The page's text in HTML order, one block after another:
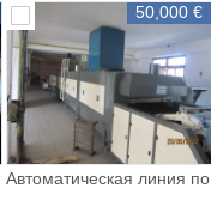
50,000 €
Автоматическая линия по